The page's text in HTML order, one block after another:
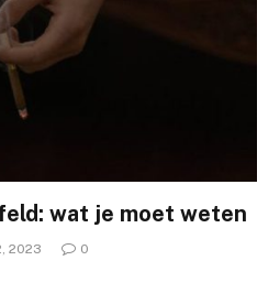
wat je moet weten
2023 0